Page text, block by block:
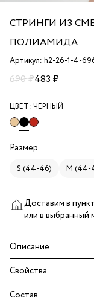
СТРИНГИ ИЗ
ПОЛИАМИДА
Артикул: h2-26-1-4-
690 ₽483 ₽
ЦВЕТ: ЧЕРНЫЙ
Размер
S (44-46) M (44-
Доставим в
или в выбранный
Описание
Свойства